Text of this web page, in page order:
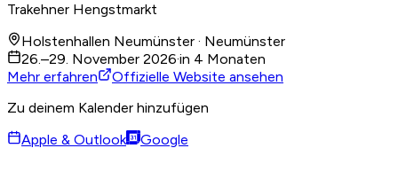
Trakehner Hengstmarkt
Holstenhallen Neumünster · Neumünster
26.–29. November 2026·in 4 Monaten
Mehr erfahren
Offizielle Website ansehen
Zu deinem Kalender hinzufügen
Apple & Outlook
Google